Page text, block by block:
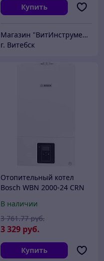
Купить
Магазин "ВитИнструмент"
г. Витебск
Отопительный котел
Bosch WBN 2000-24 CRN
В наличии
3 329 руб.
3 761.77 руб.
Купить